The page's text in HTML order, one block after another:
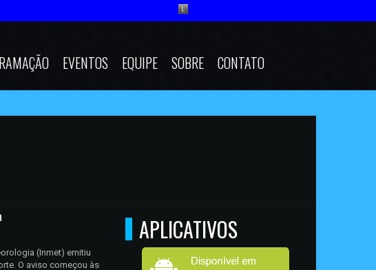
EVENTOS EQUIPE SOBRE CONTATO
(Inmet) emitiu
O aviso começou às
APLICATIVOS